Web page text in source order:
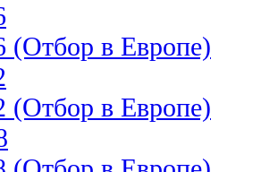
в Европе)
в Европе)